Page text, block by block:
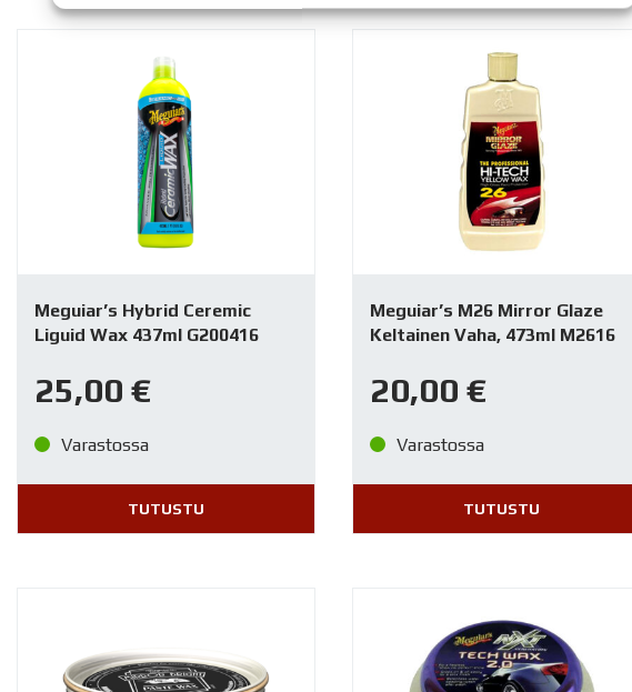
Meguiar’s Hybrid Ceremic
Liguid Wax 437ml G200416
25,00 €
Varastossa
TUTUSTU
Meguiar’s M26 Mirror Glaze
Keltainen Vaha, 473ml M2616
20,00€
Varastossa
TUTUSTU